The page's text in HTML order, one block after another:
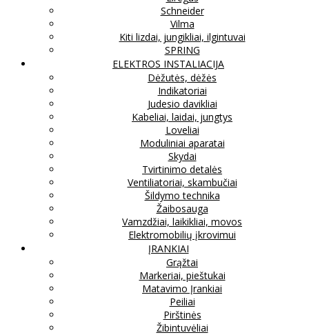
Schneider
Vilma
Kiti lizdai, jungikliai, ilgintuvai
SPRING
ELEKTROS INSTALIACIJA
Dėžutės, dėžės
Indikatoriai
Judesio davikliai
Kabeliai, laidai, jungtys
Loveliai
Moduliniai aparatai
Skydai
Tvirtinimo detalės
Ventiliatoriai, skambučiai
Šildymo technika
Žaibosauga
Vamzdžiai, laikikliai, movos
Elektromobilių įkrovimui
ĮRANKIAI
Grąžtai
Markeriai, pieštukai
Matavimo Įrankiai
Peiliai
Pirštinės
Žibintuvėliai